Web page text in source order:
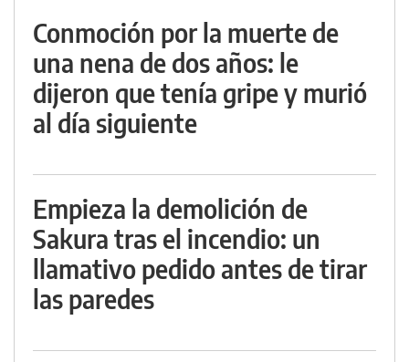
Conmoción por la muerte de
una nena de dos años: le
dijeron que tenía gripe y murió
al día siguiente
Empieza la demolición de
Sakura tras el incendio: un
llamativo pedido antes de tirar
las paredes